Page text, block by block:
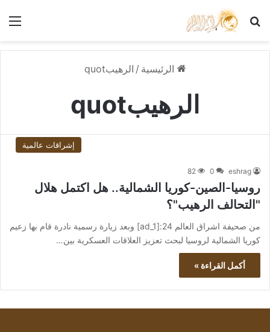
بحث عن
الرئيسية / الرهيبquot
الرهيبquot
إشراقات عالمية
eshrag
0
82
روسيا-الصين-كوريا الشمالية.. هل اكتمل هلال
"التحالف الرهيب"؟
من صحيفة اشراق العالم 24:[ad_1] وبعد زيارة رسمية نادرة قام بها زعيم
كوريا الشمالية لروسيا لبحث تعزيز العلاقات العسكرية بين…
أكمل القراءة »